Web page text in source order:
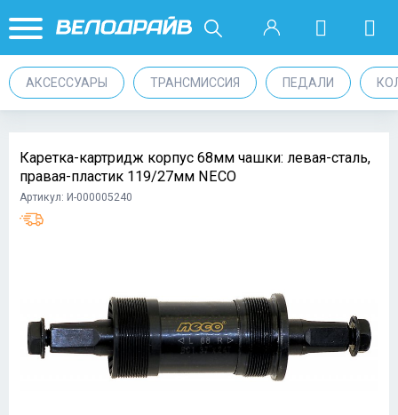
АКСЕССУАРЫ ТРАНСМИССИЯ ПЕДАЛИ
Каретка-картридж корпус 68мм чашки: левая-сталь,
правая-пластик 119/27мм NECO
Артикул: И-000005240